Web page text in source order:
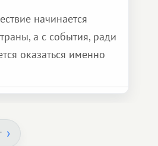
начинается
а с события, ради
оказаться именно